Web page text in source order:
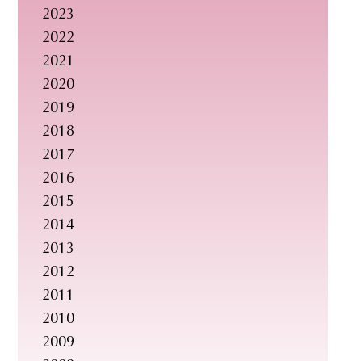
2023
2022
2021
2020
2019
2018
2017
2016
2015
2014
2013
2012
2011
2010
2009